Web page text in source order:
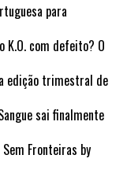
para
K.O. com defeito? O
edição trimestral de
sai finalmente
Fronteiras by